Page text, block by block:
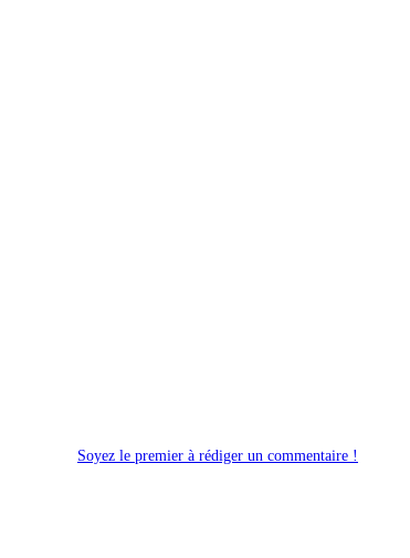
Soyez le premier à rédiger un commentaire !